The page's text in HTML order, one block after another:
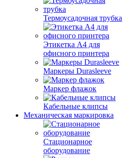
Термоусадочная трубка
Этикетка А4 для
офисного принтера
Маркеры Durasleeve
Маркер флажок
Кабельные клипсы
Механическая маркировка
Стационарное
оборудование